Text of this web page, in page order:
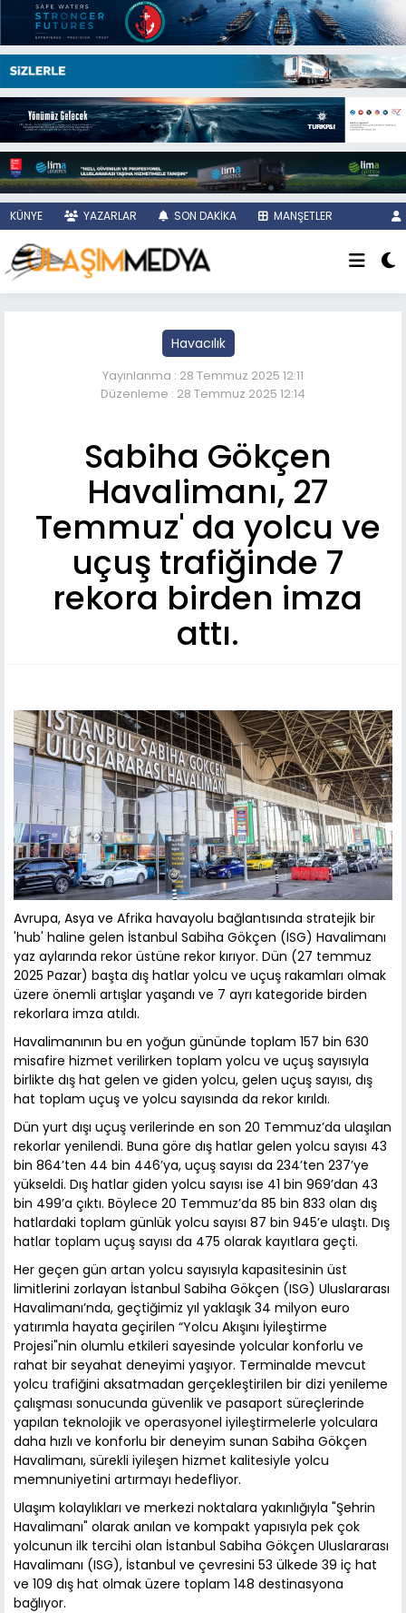
KÜNYE YAZARLAR SON DAKİKA MANŞETLER
Havacılık
Yayınlanma : 28 Temmuz 2025 12:11
Düzenleme : 28 Temmuz 2025 12:14
Sabiha Gökçen
Havalimanı, 27
Temmuz' da yolcu ve
uçuş trafiğinde 7
rekora birden imza
attı.
Avrupa, Asya ve Afrika havayolu bağlantısında stratejik bir
'hub' haline gelen İstanbul Sabiha Gökçen (ISG) Havalimanı
yaz aylarında rekor üstüne rekor kırıyor. Dün (27 temmuz
2025 Pazar) başta dış hatlar yolcu ve uçuş rakamları olmak
üzere önemli artışlar yaşandı ve 7 ayrı kategoride birden
rekorlara imza atıldı.
Havalimanının bu en yoğun gününde toplam 157 bin 630
misafire hizmet verilirken toplam yolcu ve uçuş sayısıyla
birlikte dış hat gelen ve giden yolcu, gelen uçuş sayısı, dış
hat toplam uçuş ve yolcu sayısında da rekor kırıldı.
Dün yurt dışı uçuş verilerinde en son 20 Temmuz’da ulaşılan
rekorlar yenilendi. Buna göre dış hatlar gelen yolcu sayısı 43
bin 864’ten 44 bin 446’ya, uçuş sayısı da 234’ten 237’ye
yükseldi. Dış hatlar giden yolcu sayısı ise 41 bin 969’dan 43
bin 499’a çıktı. Böylece 20 Temmuz’da 85 bin 833 olan dış
hatlardaki toplam günlük yolcu sayısı 87 bin 945’e ulaştı. Dış
hatlar toplam uçuş sayısı da 475 olarak kayıtlara geçti.
Her geçen gün artan yolcu sayısıyla kapasitesinin üst
limitlerini zorlayan İstanbul Sabiha Gökçen (ISG) Uluslararası
Havalimanı’nda, geçtiğimiz yıl yaklaşık 34 milyon euro
yatırımla hayata geçirilen “Yolcu Akışını İyileştirme
Projesi"nin olumlu etkileri sayesinde yolcular konforlu ve
rahat bir seyahat deneyimi yaşıyor. Terminalde mevcut
yolcu trafiğini aksatmadan gerçekleştirilen bir dizi yenileme
çalışması sonucunda güvenlik ve pasaport süreçlerinde
yapılan teknolojik ve operasyonel iyileştirmelerle yolculara
daha hızlı ve konforlu bir deneyim sunan Sabiha Gökçen
Havalimanı, sürekli iyileşen hizmet kalitesiyle yolcu
memnuniyetini artırmayı hedefliyor.
Ulaşım kolaylıkları ve merkezi noktalara yakınlığıyla "Şehrin
Havalimanı" olarak anılan ve kompakt yapısıyla pek çok
yolcunun ilk tercihi olan İstanbul Sabiha Gökçen Uluslararası
Havalimanı (ISG), İstanbul ve çevresini 53 ülkede 39 iç hat
ve 109 dış hat olmak üzere toplam 148 destinasyona
bağlıyor.